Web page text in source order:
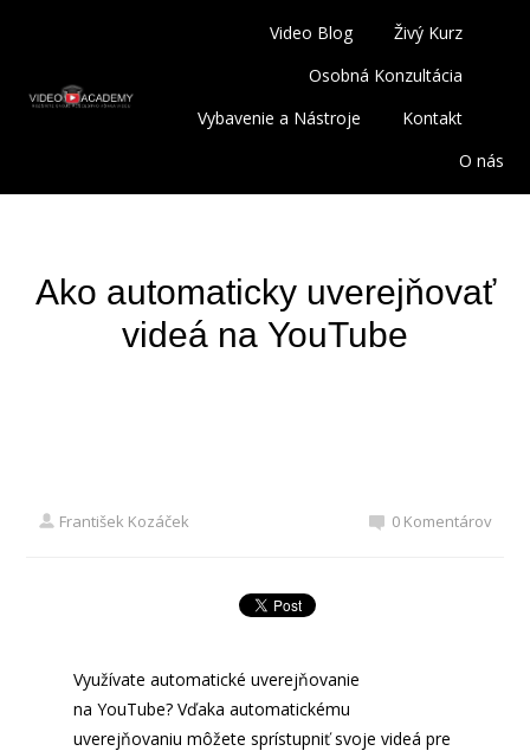
Video Blog
Živý Kurz
Osobná Konzultácia
Vybavenie a Nástroje
Kontakt
O nás
Ako automaticky uverejňovať
videá na YouTube
František Kozáček 0 Komentárov
Využívate automatické uverejňovanie
na YouTube? Vďaka automatickému
uverejňovaniu môžete sprístupniť svoje videá pre